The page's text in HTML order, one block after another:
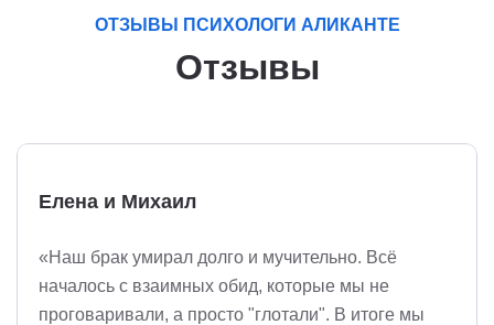
ОТЗЫВЫ ПСИХОЛОГИ АЛИКАНТЕ
Отзывы
Елена и Михаил
«Наш брак умирал долго и мучительно. Всё
началось с взаимных обид, которые мы не
проговаривали, а просто "глотали". В итоге мы